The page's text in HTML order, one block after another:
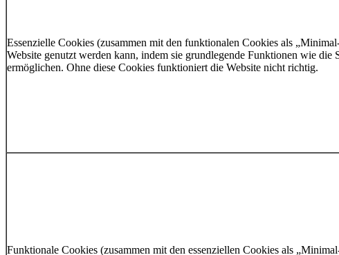
Essenzielle Cookies (zusammen mit den funktionalen Cookies als
Website genutzt werden kann, indem sie grundlegende Funktionen wie
ermöglichen. Ohne diese Cookies funktioniert die Website nicht richtig.
Funktionale Cookies (zusammen mit den essenziellen Cookies als